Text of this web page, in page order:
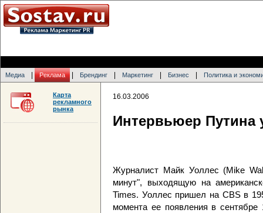
Медиа Реклама Брендинг Маркетинг Бизнес Политика и
16.03.2006
Интервьюер Путина
Журналист Майк Уоллес (Mike
минут", выходящую на
Times. Уоллес пришел на CBS в
момента ее появления в
Карта
рекламного
рынка